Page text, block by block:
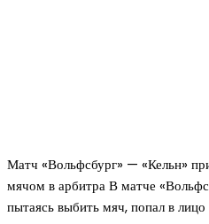
Матч «Вольфсбург» — «Кельн»
мячом в арбитра В матче
пытаясь выбить мяч, попал в